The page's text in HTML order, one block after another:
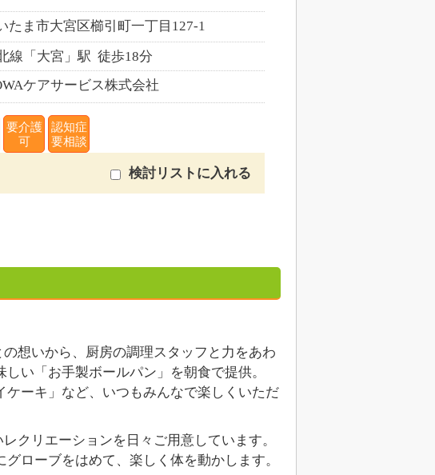
たま市大宮区櫛引町一丁目127-1
線「大宮」駅 徒歩18分
ケアサービス株式会社
要介護
可
認知症
要相談
検討リストに入れる
想いから、厨房の調理スタッフと力をあわ
い「お手製ボールパン」を朝食で提供。
ーキ」など、いつもみんなで楽しくいただ
クリエーションを日々ご用意しています。
ローブをはめて、楽しく体を動かします。